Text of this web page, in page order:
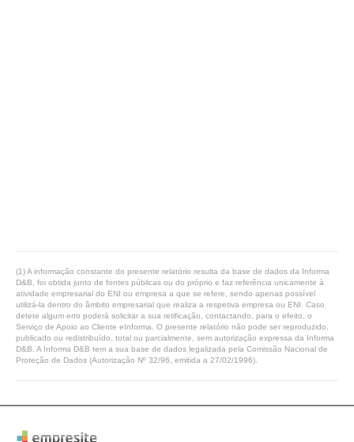
(1) A informação constante do presente relatório resulta da base de dados da Informa
D&B, foi obtida junto de fontes públicas ou do próprio e faz referência unicamente à
atividade empresarial do ENI ou empresa a que se refere, sendo apenas possível
utilizá-la dentro do âmbito empresarial que realiza a respetiva empresa ou ENI. Caso
detete algum erro poderá solicitar a sua retificação, contactando, para o efeito, o
Serviço de Apoio ao Cliente eInforma. O presente relatório não pode ser reproduzido,
publicado ou redistribuído, total ou parcialmente, sem autorização expressa da Informa
D&B. A Informa D&B tem a sua base de dados legalizada pela Comissão Nacional de
Proteção de Dados (Autorização Nº 32/96, emitida a 27/02/1996).